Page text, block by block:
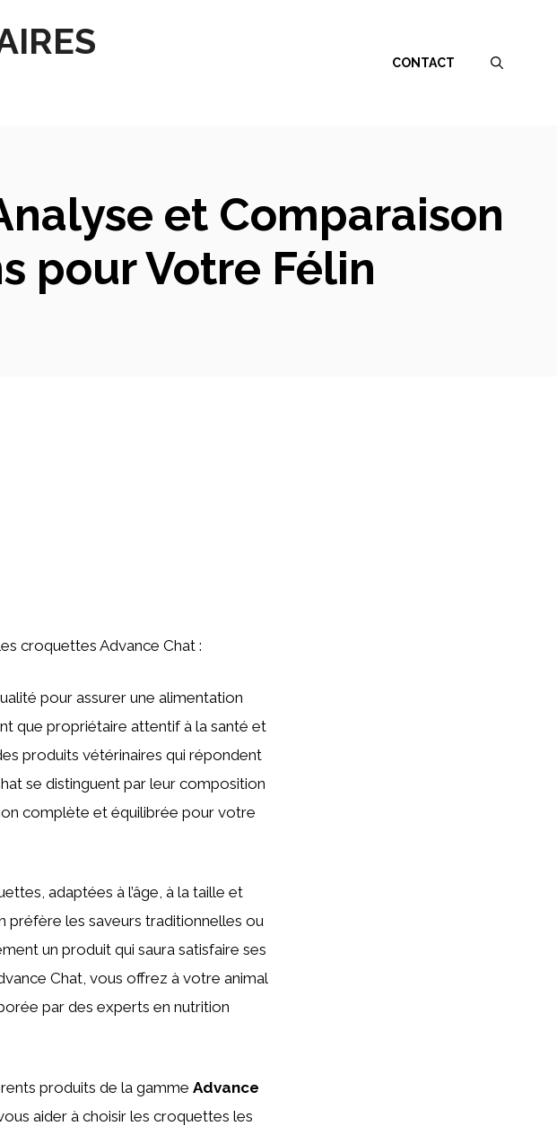
CONTACT
et Comparaison
pour Votre Félin
croquettes Advance Chat :
pour assurer une alimentation
que propriétaire attentif à la santé et
produits vétérinaires qui répondent
se distinguent par leur composition
complète et équilibrée pour votre
adaptées à l’âge, à la taille et
préfère les saveurs traditionnelles ou
un produit qui saura satisfaire ses
Chat, vous offrez à votre animal
par des experts en nutrition
produits de la gamme Advance
aider à choisir les croquettes les